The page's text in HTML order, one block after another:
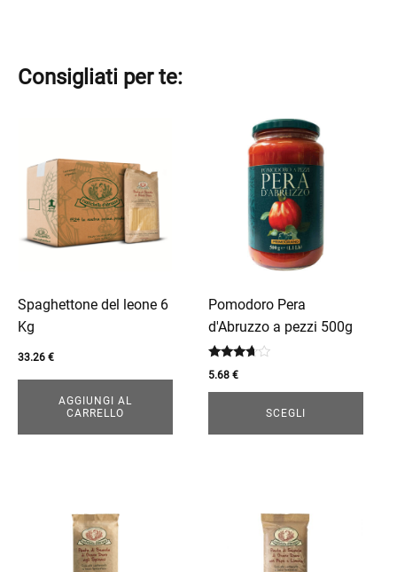
Consigliati per te:
Spaghettone del leone 6
Kg
33.26 €
AGGIUNGI AL
CARRELLO
Pomodoro Pera
d'Abruzzo a pezzi 500g
Valutato
3.50
su 5
5.68€
SCEGLI
Questo
prodotto
varianti.
opzioni
essere
scelte
nella
pagina
del